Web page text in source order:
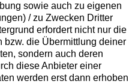
sowie auch zu eigenen
/ zu Zwecken Dritter
erfordert nicht nur die
bzw. die Übermittlung deiner
sondern auch deren
diese Anbieter einer
werden erst dann erhoben